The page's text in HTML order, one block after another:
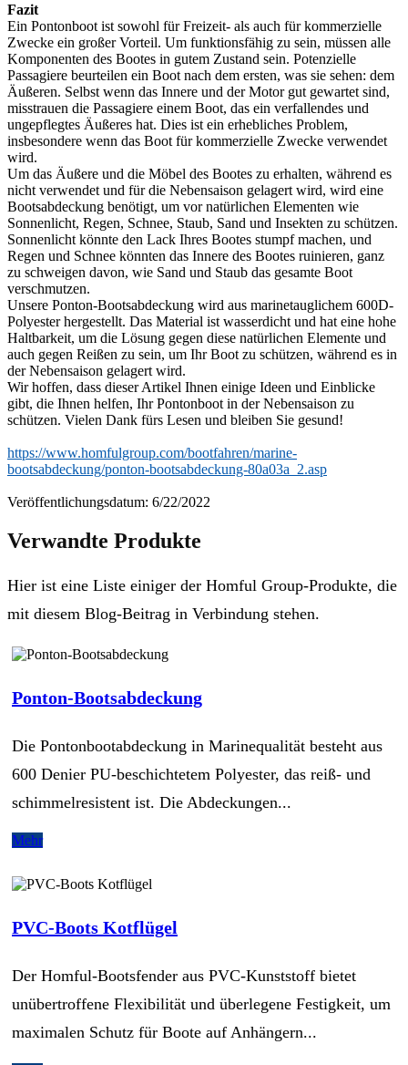
Fazit
Ein Pontonboot ist sowohl für Freizeit- als auch für kommerzielle
Zwecke ein großer Vorteil. Um funktionsfähig zu sein, müssen alle
Komponenten des Bootes in gutem Zustand sein. Potenzielle
Passagiere beurteilen ein Boot nach dem ersten, was sie sehen: dem
Äußeren. Selbst wenn das Innere und der Motor gut gewartet sind,
misstrauen die Passagiere einem Boot, das ein verfallendes und
ungepflegtes Äußeres hat. Dies ist ein erhebliches Problem,
insbesondere wenn das Boot für kommerzielle Zwecke verwendet
wird.
Um das Äußere und die Möbel des Bootes zu erhalten, während es
nicht verwendet und für die Nebensaison gelagert wird, wird eine
Bootsabdeckung benötigt, um vor natürlichen Elementen wie
Sonnenlicht, Regen, Schnee, Staub, Sand und Insekten zu schützen.
Sonnenlicht könnte den Lack Ihres Bootes stumpf machen, und
Regen und Schnee könnten das Innere des Bootes ruinieren, ganz
zu schweigen davon, wie Sand und Staub das gesamte Boot
verschmutzen.
Unsere Ponton-Bootsabdeckung wird aus marinetauglichem 600D-
Polyester hergestellt. Das Material ist wasserdicht und hat eine hohe
Haltbarkeit, um die Lösung gegen diese natürlichen Elemente und
auch gegen Reißen zu sein, um Ihr Boot zu schützen, während es in
der Nebensaison gelagert wird.
Wir hoffen, dass dieser Artikel Ihnen einige Ideen und Einblicke
gibt, die Ihnen helfen, Ihr Pontonboot in der Nebensaison zu
schützen. Vielen Dank fürs Lesen und bleiben Sie gesund!
https://www.homfulgroup.com/bootfahren/marine-
bootsabdeckung/ponton-bootsabdeckung-80a03a_2.asp
Veröffentlichungsdatum: 6/22/2022
Verwandte Produkte
Hier ist eine Liste einiger der Homful Group-Produkte, die
mit diesem Blog-Beitrag in Verbindung stehen.
Ponton-Bootsabdeckung
Die Pontonbootabdeckung in Marinequalität besteht aus
600 Denier PU-beschichtetem Polyester, das reiß- und
schimmelresistent ist. Die Abdeckungen...
Mehr
PVC-Boots Kotflügel
Der Homful-Bootsfender aus PVC-Kunststoff bietet
unübertroffene Flexibilität und überlegene Festigkeit, um
maximalen Schutz für Boote auf Anhängern...